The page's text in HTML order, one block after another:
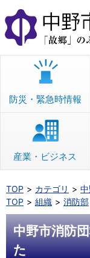
本
文
へ
移
防災・緊急時情報
産業・ビジネス
TOP カテゴリ
TOP
組織 消防部
中野市消防
た